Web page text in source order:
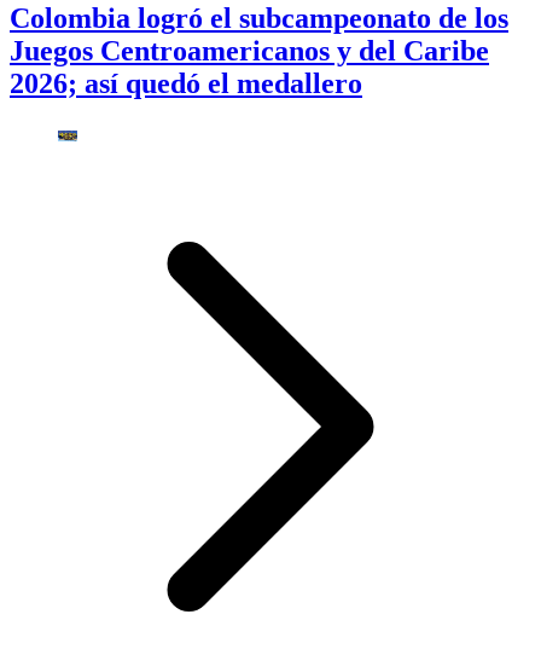
Colombia logró el subcampeonato de los
Juegos Centroamericanos y del Caribe
2026; así quedó el medallero